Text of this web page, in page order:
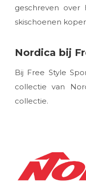
geschreven
skischoenen
Nordica bij
Bij Free Style
collectie van
collectie.